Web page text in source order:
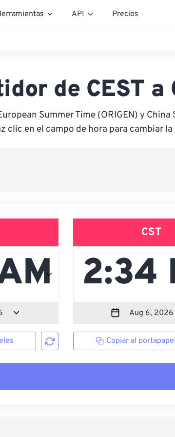
API Precios
de CEST a
Summer Time (ORIGEN) y China
clic en el campo de hora para cambiar la
CST
Copiar al